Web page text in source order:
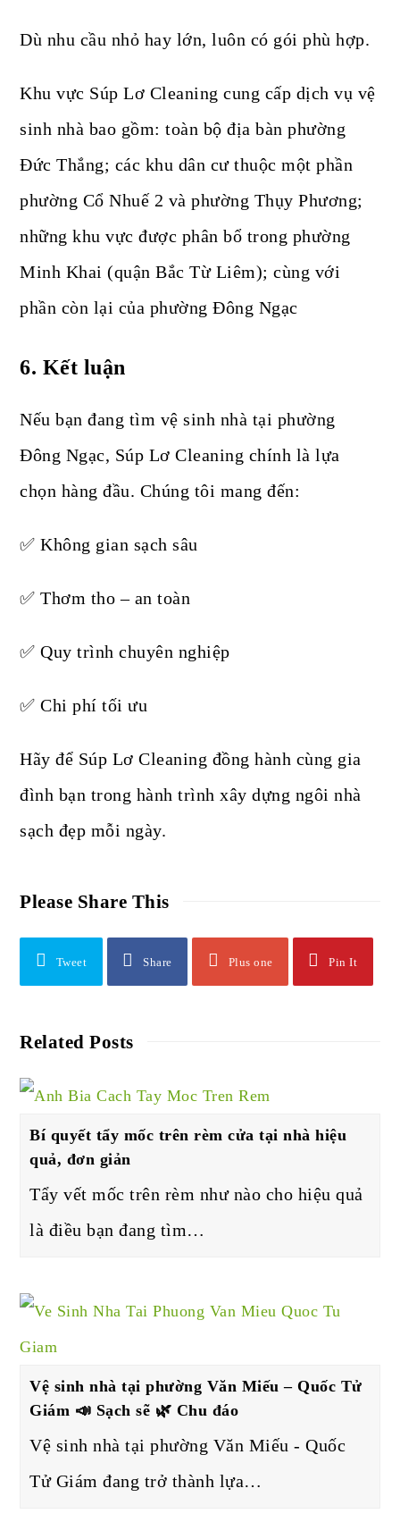
Dù nhu cầu nhỏ hay lớn, luôn có gói phù hợp.
Khu vực Súp Lơ Cleaning cung cấp dịch vụ vệ
sinh nhà bao gồm: toàn bộ địa bàn phường
Đức Thắng; các khu dân cư thuộc một phần
phường Cổ Nhuế 2 và phường Thụy Phương;
những khu vực được phân bổ trong phường
Minh Khai (quận Bắc Từ Liêm); cùng với
phần còn lại của phường Đông Ngạc
6. Kết luận
Nếu bạn đang tìm vệ sinh nhà tại phường
Đông Ngạc, Súp Lơ Cleaning chính là lựa
chọn hàng đầu. Chúng tôi mang đến:
✅ Không gian sạch sâu
✅ Thơm tho – an toàn
✅ Quy trình chuyên nghiệp
✅ Chi phí tối ưu
Hãy để Súp Lơ Cleaning đồng hành cùng gia
đình bạn trong hành trình xây dựng ngôi nhà
sạch đẹp mỗi ngày.
Please Share This
Tweet Share Plus one Pin It
Related Posts
Bí quyết tẩy mốc trên rèm cửa tại nhà hiệu
quả, đơn giản
Tẩy vết mốc trên rèm như nào cho hiệu quả
là điều bạn đang tìm…
Vệ sinh nhà tại phường Văn Miếu – Quốc Tử
Giám 📣 Sạch sẽ 🌿 Chu đáo
Vệ sinh nhà tại phường Văn Miếu - Quốc
Tử Giám đang trở thành lựa…